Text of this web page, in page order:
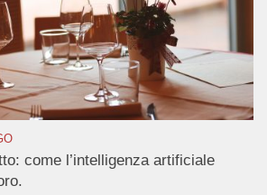
come l’intelligenza artificiale